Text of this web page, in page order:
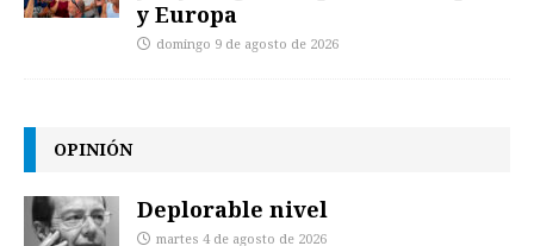
y Europa
domingo 9 de agosto de 2026
OPINIÓN
Deplorable nivel
martes 4 de agosto de 2026